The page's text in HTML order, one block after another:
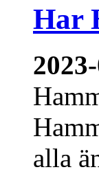
Har
alla